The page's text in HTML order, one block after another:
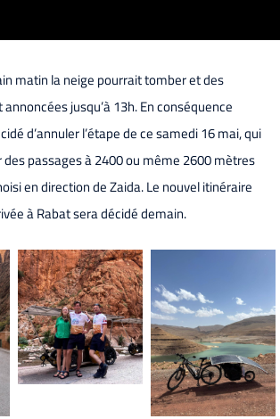
matin la neige pourrait tomber et des
jusqu’à 13h. En conséquence
d’annuler l’étape de ce samedi 16 mai, qui
passages à 2400 ou même 2600 mètres
en direction de Zaida. Le nouvel itinéraire
à Rabat sera décidé demain.